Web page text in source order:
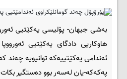
بەشی جیهان- پۆلیسی یەکێتیی
هاوکاریی دادگای یەکێتیی
ئەندامی یەکێتییەکە توانیویە
پەکەکە-یان لەسەر بوو دەستگیر